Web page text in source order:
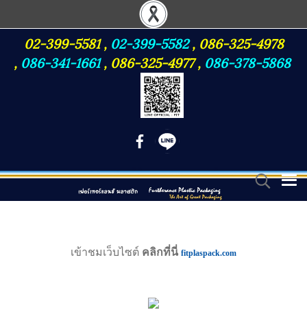
02-399-5581,02-399-5582, 086-325-4978
, 086-341-1661, 086-325-4977, 086-378-5868
เข้าชมเว็บไซต์ คลิกที่นี่ fitplaspack.com